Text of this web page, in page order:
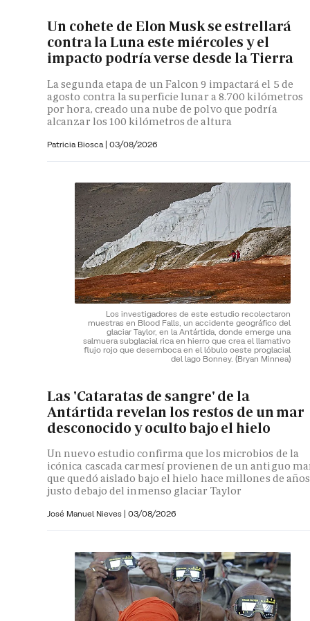
Un cohete de Elon Musk se estrellará
contra la Luna este miércoles y el
impacto podría verse desde la Tierra
La segunda etapa de un Falcon 9 impactará el 5 de
agosto contra la superficie lunar a 8.700 kilómetros
por hora, creado una nube de polvo que podría
alcanzar los 100 kilómetros de altura
Patricia Biosca | 03/08/2026
Los investigadores de este estudio recolectaron
muestras en Blood Falls, un accidente geográfico del
glaciar Taylor, en la Antártida, donde emerge una
salmuera subglacial rica en hierro que crea el llamativo
flujo rojo que desemboca en el lóbulo oeste proglacial
del lago Bonney. (Bryan Minnea)
Las 'Cataratas de sangre' de la
Antártida revelan los restos de un mar
desconocido y oculto bajo el hielo
Un nuevo estudio confirma que los microbios de la
icónica cascada carmesí provienen de un antiguo
que quedó aislado bajo el hielo hace millones de años
justo debajo del inmenso glaciar Taylor
José Manuel Nieves | 03/08/2026